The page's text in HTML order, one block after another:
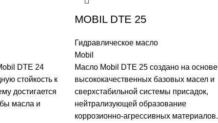
DTE 24
стойкость к
достигается
масла и
MOBIL DTE 25
Гидравлическое масло
Mobil
Масло Mobil DTE 25 создано на основе
высококачественных базовых масел и
сверхстабильной системы присадок,
нейтрализующей образование
коррозионно-агрессивных материалов.